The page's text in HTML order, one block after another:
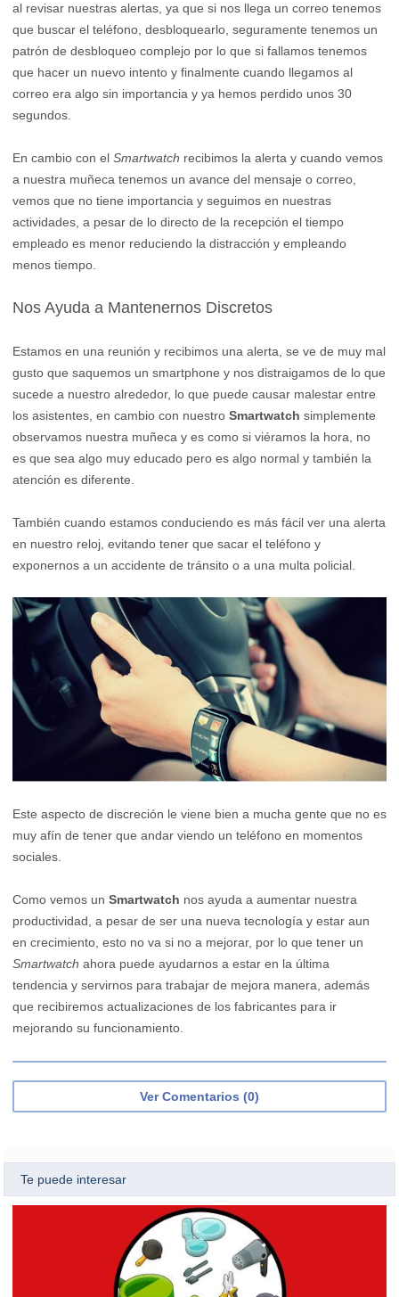
al revisar nuestras alertas, ya que si nos llega un correo tenemos
que buscar el teléfono, desbloquearlo, seguramente tenemos un
patrón de desbloqueo complejo por lo que si fallamos tenemos
que hacer un nuevo intento y finalmente cuando llegamos al
correo era algo sin importancia y ya hemos perdido unos 30
segundos.
En cambio con el Smartwatch recibimos la alerta y cuando vemos
a nuestra muñeca tenemos un avance del mensaje o correo,
vemos que no tiene importancia y seguimos en nuestras
actividades, a pesar de lo directo de la recepción el tiempo
empleado es menor reduciendo la distracción y empleando
menos tiempo.
Nos Ayuda a Mantenernos Discretos
Estamos en una reunión y recibimos una alerta, se ve de muy mal
gusto que saquemos un smartphone y nos distraigamos de lo que
sucede a nuestro alrededor, lo que puede causar malestar entre
los asistentes, en cambio con nuestro Smartwatch simplemente
observamos nuestra muñeca y es como si viéramos la hora, no
es que sea algo muy educado pero es algo normal y también la
atención es diferente.
También cuando estamos conduciendo es más fácil ver una alerta
en nuestro reloj, evitando tener que sacar el teléfono y
exponernos a un accidente de tránsito o a una multa policial.
Este aspecto de discreción le viene bien a mucha gente que no es
muy afín de tener que andar viendo un teléfono en momentos
sociales.
Como vemos un Smartwatch nos ayuda a aumentar nuestra
productividad, a pesar de ser una nueva tecnología y estar aun
en crecimiento, esto no va si no a mejorar, por lo que tener un
Smartwatch ahora puede ayudarnos a estar en la última
tendencia y servirnos para trabajar de mejora manera, además
que recibiremos actualizaciones de los fabricantes para ir
mejorando su funcionamiento.
Ver Comentarios (0)
Te puede interesar